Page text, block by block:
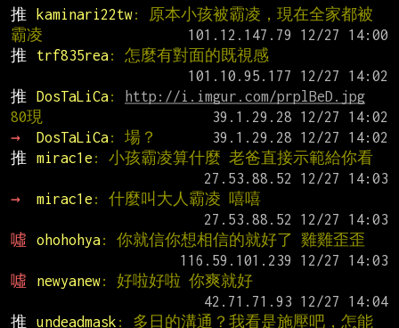
推
kaminari22tw: 原本小孩被霸凌，現在全家都被
霸凌
推
trf835rea: 怎麼有對面的既視感
推
DosTaLiCa:
http://i.imgur.com/prplBeD.jpg
80現
→
DosTaLiCa: 場？
推
mirac1e : 小孩霸凌算什麼 老爸直接示範給你看
→
mirac1e : 什麼叫大人霸凌 嘻嘻
噓
ohohohya: 你就信你想相信的就好了 雞雞歪歪
噓
newyanew: 好啦好啦 你爽就好
推
undeadmask : 多日的溝通？我看是施壓吧，怎能